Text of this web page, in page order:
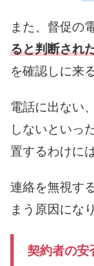
また、督促の
ると判断され
を確認しに来
電話に出ない
しないといっ
置するわけに
連絡を無視す
まう原因にな
契約者の安